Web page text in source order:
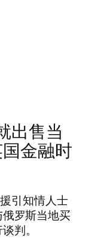
出售当
金融时
引知情人士
罗斯当地买
判。